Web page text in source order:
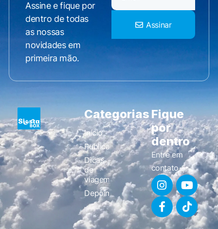
Assine e fique por
dentro de todas
as nossas
novidades em
primeira mão.
Assinar
Categorias
Início
Publicações
Dicas
de
viagem
Depoimentos
Fique
por
dentro
Entre em
contato